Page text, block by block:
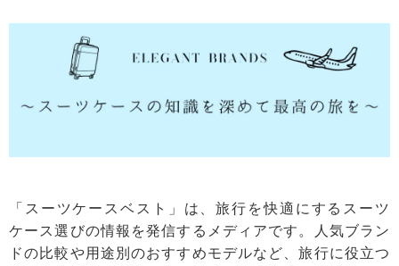
「スーツケースベスト」は、旅行を快適にするスーツ
ケース選びの情報を発信するメディアです。人気ブラン
ドの比較や用途別のおすすめモデルなど、旅行に役立つ